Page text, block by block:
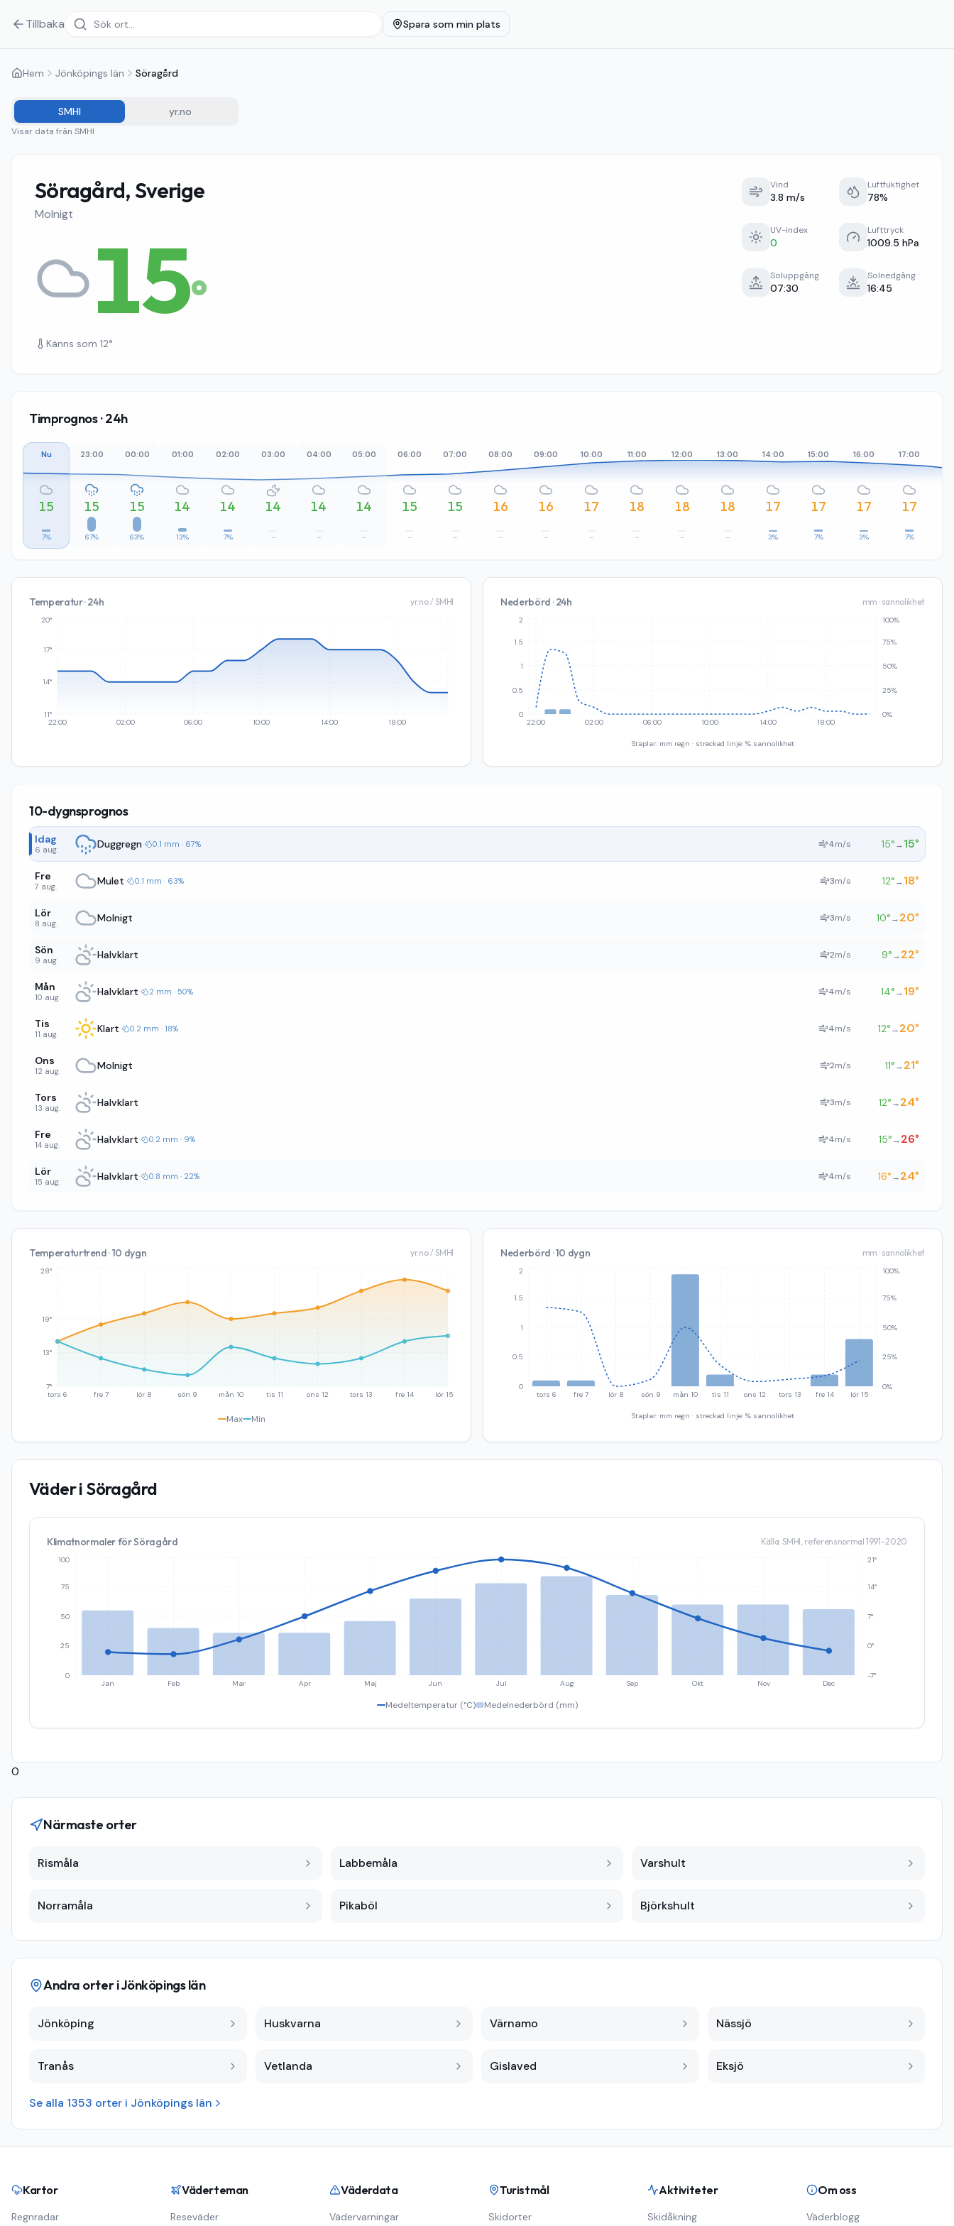
Tillbaka Spara som min plats
Hem Jönköpings län Söragård
SMHI yr.no
Visar data från SMHI
Söragård, Sverige
Molnigt
15°
Känns som 12°
Vind
3.8 m/s
Luftfuktighet
78%
UV-index
0
Lufttryck
1009.5 hPa
Soluppgång
07:30
Solnedgång
16:45
Timprognos · 24h
Nu
15
7%
23:00
15
67%
00:00
15
63%
01:00
14
13%
02:00
14
7%
03:00
14
–
04:00
14
–
05:00
14
–
06:00
15
–
07:00
15
–
08:00
16
–
09:00
16
–
10:00
17
–
11:00
18
–
12:00
18
–
13:00
18
–
14:00
17
3%
15:00
17
7%
16:00
17
3%
17:00
17
7%
Temperatur · 24h yr.no / SMHI
22:00 02:00 06:00 10:00 14:00 18:00
11°
14°
17°
20°
Nederbörd · 24h mm · sannolikhet
22:00 02:00 06:00 10:00 14:00 18:00
0
0.5
1
1.5
2
0%
25%
50%
75%
100%
Staplar: mm regn · streckad linje: % sannolikhet
10-dygnsprognos
Idag
6 aug. Duggregn· 0.1 mm · 67% 4m/s 15°→15°
Fre
7 aug. Mulet· 0.1 mm · 63% 3m/s 12°→18°
Lör
8 aug. Molnigt 3m/s 10°→20°
Sön
9 aug. Halvklart 2m/s 9°→22°
Mån
10 aug. Halvklart· 2 mm · 50% 4m/s 14°→19°
Tis
11 aug. Klart· 0.2 mm · 18% 4m/s 12°→20°
Ons
12 aug. Molnigt 2m/s 11°→21°
Tors
13 aug. Halvklart 3m/s 12°→24°
Fre
14 aug. Halvklart· 0.2 mm · 9% 4m/s 15°→26°
Lör
15 aug. Halvklart· 0.8 mm · 22% 4m/s 16°→24°
Temperaturtrend · 10 dygn yr.no / SMHI
tors 6 fre 7 lör 8 sön 9 mån 10 tis 11 ons 12 tors 13 fre 14 lör 15
7°
13°
19°
28°
Max Min
Nederbörd · 10 dygn mm · sannolikhet
tors 6 fre 7 lör 8 sön 9 mån 10 tis 11 ons 12 tors 13 fre 14 lör 15
0
0.5
1
1.5
2
0%
25%
50%
75%
100%
Staplar: mm regn · streckad linje: % sannolikhet
Väder i Söragård
Klimatnormaler förSöragård Källa: SMHI, referensnormal 1991–2020
Jan Feb Mar Apr Maj Jun Jul Aug Sep Okt Nov Dec
0
25
50
75
100
-7°
0°
7°
14°
21°
Medeltemperatur (°C) Medelnederbörd (mm)
0
Närmaste orter
Rismåla Labbemåla Varshult
Norramåla Pikaböl Björkshult
Andra orter iJönköpings län
Jönköping Huskvarna Värnamo Nässjö
Tranås Vetlanda Gislaved Eksjö
Se alla 1353 orter i Jönköpings län
Kartor
Regnradar
Väderteman
Reseväder
Väderdata
Vädervarningar
Turistmål
Skidorter
Aktiviteter
Skidåkning
Om oss
Väderblogg